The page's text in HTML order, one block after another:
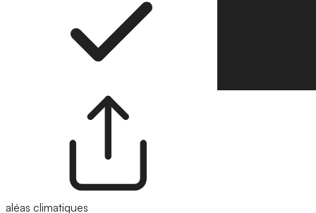
aléas climatiques